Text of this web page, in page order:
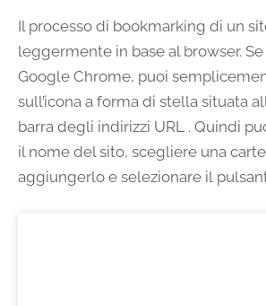
Il processo di bookmarking di un
leggermente in base al browser.
Google Chrome, puoi
sull’icona a forma di stella situata
barra degli indirizzi URL . Quindi
il nome del sito, scegliere una
aggiungerlo e selezionare il